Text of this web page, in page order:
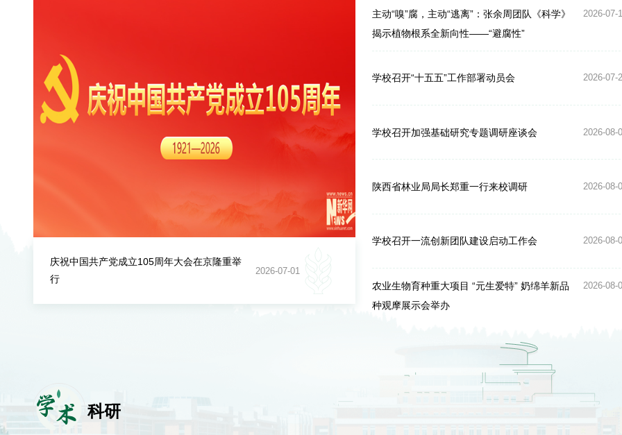
庆祝中国共产党成立105周年大会在京隆重举
行
2026-07-01
主动“嗅”腐，主动“逃离”：张余周团队《科学》
揭示植物根系全新向性——“避腐性”
2026-07-
学校召开“十五五”工作部署动员会 2026-07-
学校召开加强基础研究专题调研座谈会 2026-08-
陕西省林业局局长郑重一行来校调研 2026-08-
学校召开一流创新团队建设启动工作会 2026-08-
农业生物育种重大项目 “元生爱特” 奶绵羊新品
种观摩展示会举办
2026-08-
学术 科研